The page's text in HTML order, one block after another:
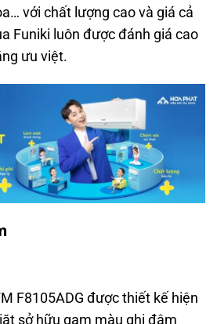
với chất lượng cao và giá cả
Funiki luôn được đánh giá cao
ưu việt.
F8105ADG được thiết kế hiện
sở hữu gam màu ghi đậm